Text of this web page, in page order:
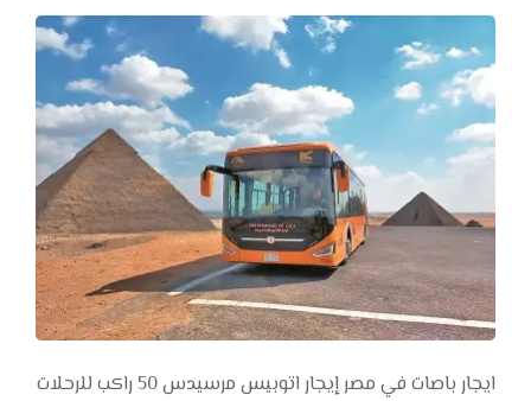
ايجار باصات في مصر إيجار اتوبيس مرسيدس 50 راكب للرحلات